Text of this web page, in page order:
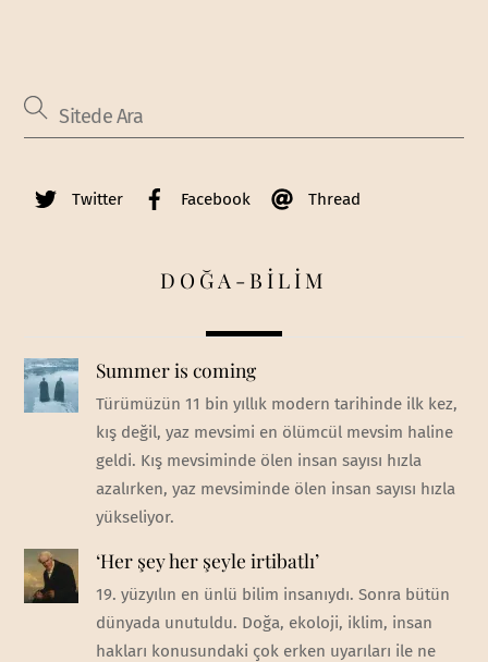
Twitter Facebook Thread
DOĞA-BİLİM
Summer is coming
Türümüzün 11 bin yıllık modern tarihinde ilk kez,
kış değil, yaz mevsimi en ölümcül mevsim haline
geldi. Kış mevsiminde ölen insan sayısı hızla
azalırken, yaz mevsiminde ölen insan sayısı hızla
yükseliyor.
‘Her şey her şeyle irtibatlı’
19. yüzyılın en ünlü bilim insanıydı. Sonra bütün
dünyada unutuldu. Doğa, ekoloji, iklim, insan
hakları konusundaki çok erken uyarıları ile ne